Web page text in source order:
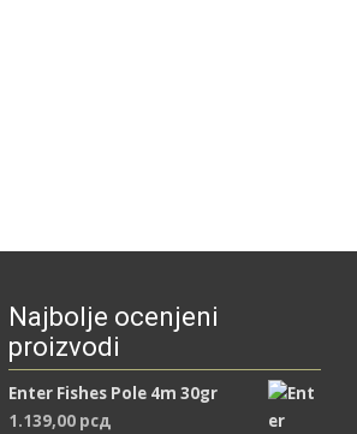
Najbolje ocenjeni
proizvodi
Enter Fishes Pole 4m 30gr
1.139,00 рсд